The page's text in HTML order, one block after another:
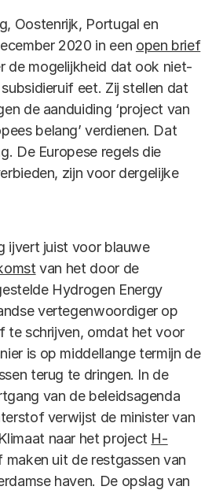
Oostenrijk, Portugal en
2020 in een open brief
de mogelijkheid dat ook niet-
eet. Zij stellen dat
de aanduiding ‘project van
belang’ verdienen. Dat
De Europese regels die
zijn voor dergelijke
ijvert juist voor blauwe
van het door de
Hydrogen Energy
vertegenwoordiger op
schrijven, omdat het voor
is op middellange termijn de
terug te dringen. In de
van de beleidsagenda
verwijst de minister van
naar het project H-
uit de restgassen van
haven. De opslag van